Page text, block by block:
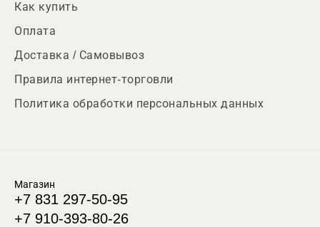
Как купить
Оплата
Доставка / Самовывоз
Правила интернет-торговли
Политика обработки персональных данных
Магазин
+7 831 297-50-95
+7 910-393-80-26